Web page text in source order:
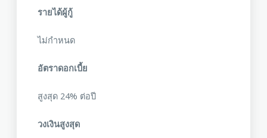
รายได้ผู้กู้
ไม่กำหนด
อัตราดอกเบี้ย
สูงสุด 24% ต่อปี
วงเงินสูงสุด